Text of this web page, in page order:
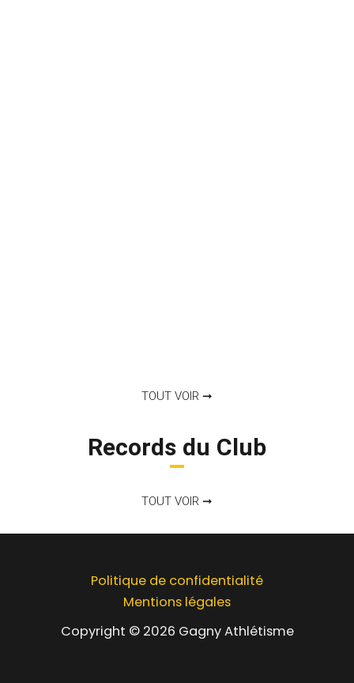
TOUT VOIR ➞
Records du Club
TOUT VOIR ➞
Politique de confidentialité
Mentions légales
Copyright © 2026 Gagny Athlétisme